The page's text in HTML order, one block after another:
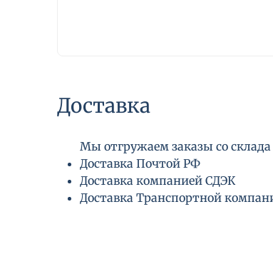
Доставка
Мы отгружаем заказы со склада
Доставка Почтой РФ
Доставка компанией СДЭК
Доставка Транспортной